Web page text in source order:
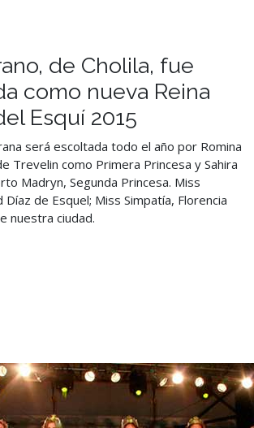
de Cholila, fue
como nueva Reina
Esquí 2015
será escoltada todo el año por Romina
Trevelin como Primera Princesa y Sahira
Madryn, Segunda Princesa. Miss
Díaz de Esquel; Miss Simpatía, Florencia
nuestra ciudad.